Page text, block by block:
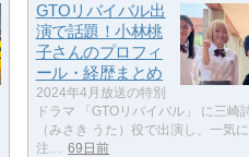
GTOリバイバル出
演で話題！小林桃
子さんのプロフィ
ール・経歴まとめ
2024年4月放送の特別
ドラマ 「GTOリバイバル」 に三崎
（みさき うた）役で出演し、一気に
注… 69日前